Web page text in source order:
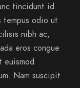
tincidunt id
tempus odio ut
nibh ac,
eros congue
euismod
Nam suscipit